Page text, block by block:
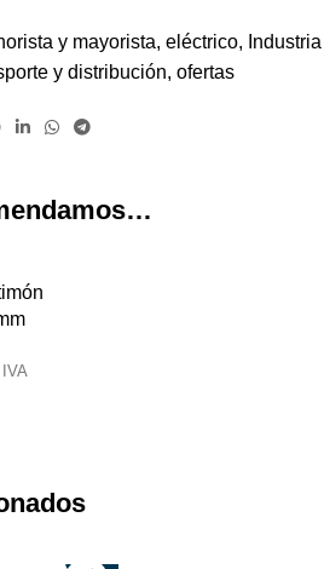
y mayorista, eléctrico, Industria
y distribución, ofertas
IVA